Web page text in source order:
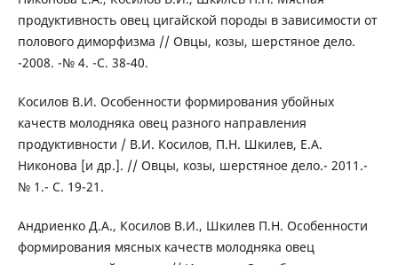
продуктивность овец цигайской породы в зависимости от
полового диморфизма // Овцы, козы, шерстяное дело.
-2008. -№ 4. -С. 38-40.
Косилов В.И. Особенности формирования убойных
качеств молодняка овец разного направления
продуктивности / В.И. Косилов, П.Н. Шкилев, Е.А.
Никонова [и др.]. // Овцы, козы, шерстяное дело.- 2011.-
№ 1.- С. 19-21.
Андриенко Д.А., Косилов В.И., Шкилев П.Н. Особенности
формирования мясных качеств молодняка овец